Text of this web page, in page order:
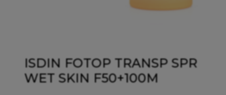
ISDIN FOTOP TRANSP SPR
WET SKIN F50+100M